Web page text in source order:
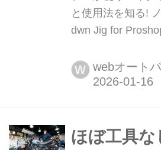
と使用法を知る!
dwn Jig for
イジ&レジェンズ
製品を紹介します
W webオート
ほぼ工具な